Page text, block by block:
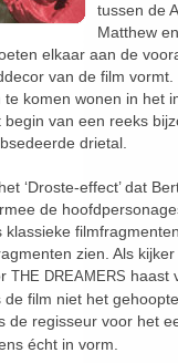
tussen de
Matthew
elkaar aan de
van de film
komen wonen in het
van een reeks
drietal.
‘Droste-effect’ dat
de
zien. Als
THE DREAMERS haast
film niet het
de regisseur voor het
écht in vorm.